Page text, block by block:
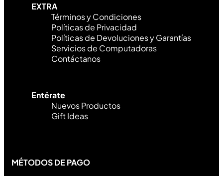
EXTRA
Términos y Condiciones
Políticas de Privacidad
Políticas de Devoluciones y Garantías
Servicios de Computadoras
Contáctanos
Entérate
Nuevos Productos
Gift Ideas
MÉTODOS DE PAGO